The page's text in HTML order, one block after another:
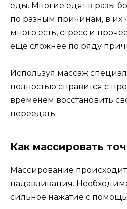
еды. Многие едят в разы
по разным причинам, в их
много есть, стресс и
еще сложнее по ряду
Используя массаж
полностью справится с
временем восстановить
переедать.
Как массировать
Массирование
надавливания.
сильное нажатие с